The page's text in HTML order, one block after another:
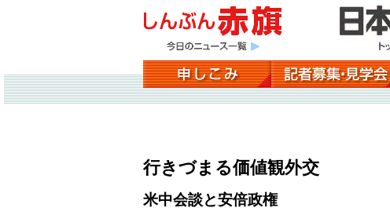
行きづまる価値観外交
米中会談と安倍政権